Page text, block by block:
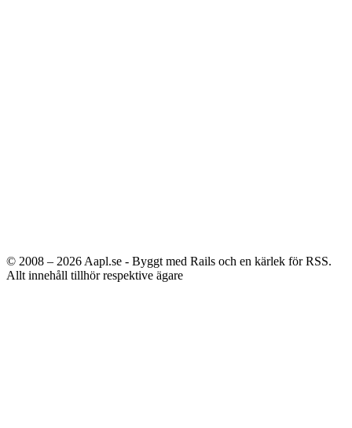
© 2008 – 2026 Aapl.se - Byggt med Rails och en kärlek för RSS.
Allt innehåll tillhör respektive ägare